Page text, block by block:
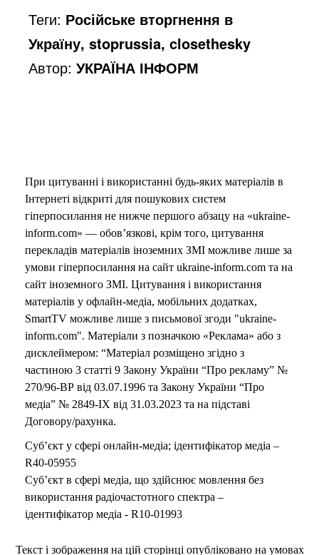
Теги: Російське вторгнення в
Україну, stoprussia, closethesky
Автор:УКРАЇНА ІНФОРМ
При цитуванні і використанні будь-яких матеріалів в
Інтернеті відкриті для пошукових систем
гіперпосилання не нижче першого абзацу на «ukraine-
inform.com» — обов’язкові, крім того, цитування
перекладів матеріалів іноземних ЗМІ можливе лише за
умови гіперпосилання на сайт ukraine-inform.com та на
сайт іноземного ЗМІ. Цитування і використання
матеріалів у офлайн-медіа, мобільних додатках,
SmartTV можливе лише з письмової згоди "ukraine-
inform.com". Матеріали з позначкою «Реклама» або з
дисклеймером: “Матеріал розміщено згідно з
частиною 3 статті 9 Закону України “Про рекламу” №
270/96-ВР від 03.07.1996 та Закону України “Про
медіа” № 2849-IX від 31.03.2023 та на підставі
Договору/рахунка.
Суб’єкт у сфері онлайн-медіа; ідентифікатор медіа –
R40-05955
Суб’єкт в сфері медіа, що здійснює мовлення без
використання радіочастотного спектра –
ідентифікатор медіа - R10-01993
Текст і зображення на цій сторінці опубліковано на умовах